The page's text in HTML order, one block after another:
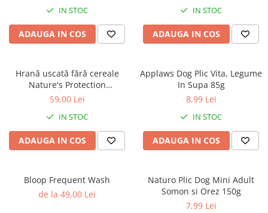
Lese, Zgarzi & Hamuri
Perii si Piepteni
Produse Igiena si Ingrijire
Suplimente
Miel, pentru eliminarea
petelor din jurul ochilor, 1.5
kg
IN STOC
ADAUGA IN COS
Pește Alb, 150g
IN STOC
ADAUGA IN COS
Hrană uscată fără cereale
Nature's Protection
Hypoallergenic Somon, pentru
59,00 Lei
IN STOC
ADAUGA IN COS
Applaws Dog Plic Vita, Legume
In Supa 85g
8,99 Lei
IN STOC
ADAUGA IN COS
Bloop Frequent Wash
de la 49,00 Lei
Naturo Plic Dog Mini Adult
Somon si Orez 150g
7,99 Lei